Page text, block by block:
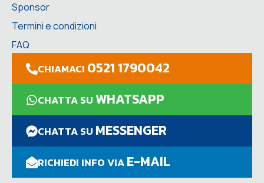
Sponsor
Termini e condizioni
FAQ
CHIAMACI 0521 1790042
CHATTA SUWHATSAPP
CHATTA SU MESSENGER
RICHIEDI INFO VIAE-MAIL